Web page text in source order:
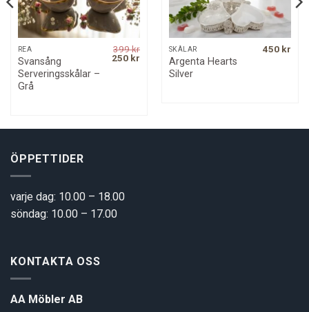
REA
Svansång
Serveringsskålar –
Grå
399kr
Original
250 kr Current
SKÅLAR
Argenta Hearts
Silver
450 kr
ÖPPETTIDER
varje dag: 10.00 – 18.00
söndag: 10.00 – 17.00
KONTAKTA OSS
AA Möbler AB